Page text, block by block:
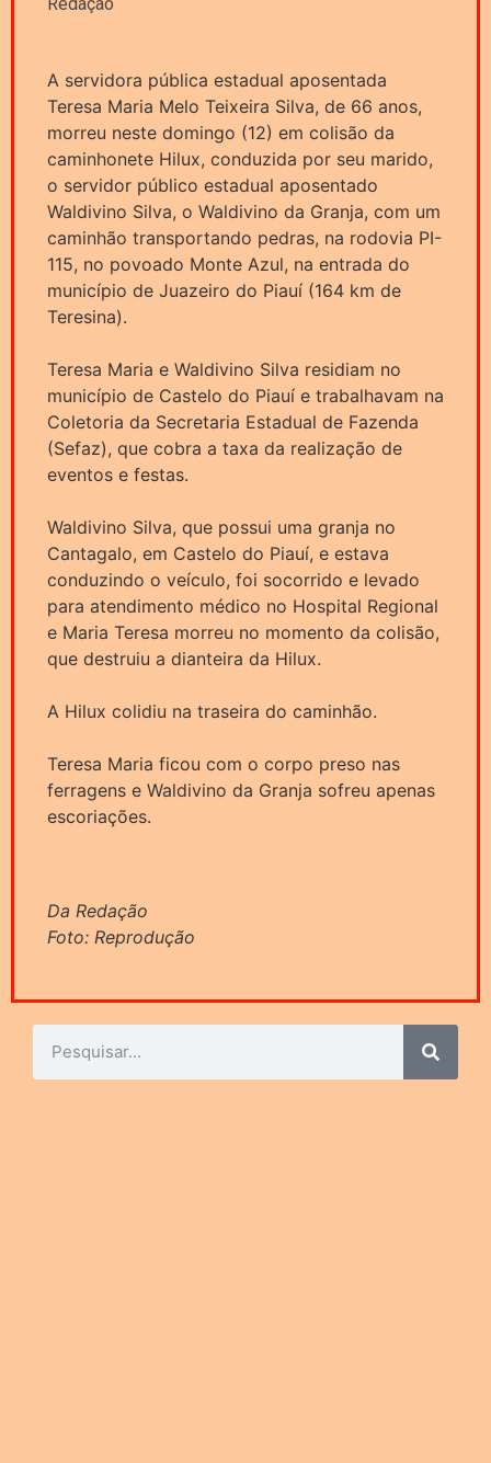
A servidora pública estadual aposentada
Teresa Maria Melo Teixeira Silva, de 66 anos,
morreu neste domingo (12) em colisão da
caminhonete Hilux, conduzida por seu marido,
o servidor público estadual aposentado
Waldivino Silva, o Waldivino da Granja, com um
caminhão transportando pedras, na rodovia PI-
115, no povoado Monte Azul, na entrada do
município de Juazeiro do Piauí (164 km de
Teresina).
Teresa Maria e Waldivino Silva residiam no
município de Castelo do Piauí e trabalhavam na
Coletoria da Secretaria Estadual de Fazenda
(Sefaz), que cobra a taxa da realização de
eventos e festas.
Waldivino Silva, que possui uma granja no
Cantagalo, em Castelo do Piauí, e estava
conduzindo o veículo, foi socorrido e levado
para atendimento médico no Hospital Regional
e Maria Teresa morreu no momento da colisão,
que destruiu a dianteira da Hilux.
A Hilux colidiu na traseira do caminhão.
Teresa Maria ficou com o corpo preso nas
ferragens e Waldivino da Granja sofreu apenas
escoriações.
Da Redação
Foto: Reprodução